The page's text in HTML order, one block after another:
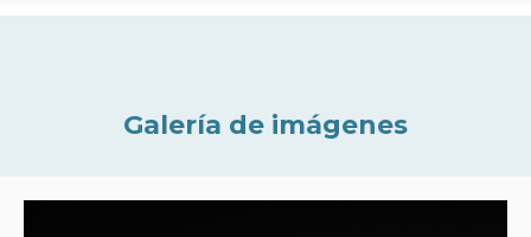
Galería de imágenes